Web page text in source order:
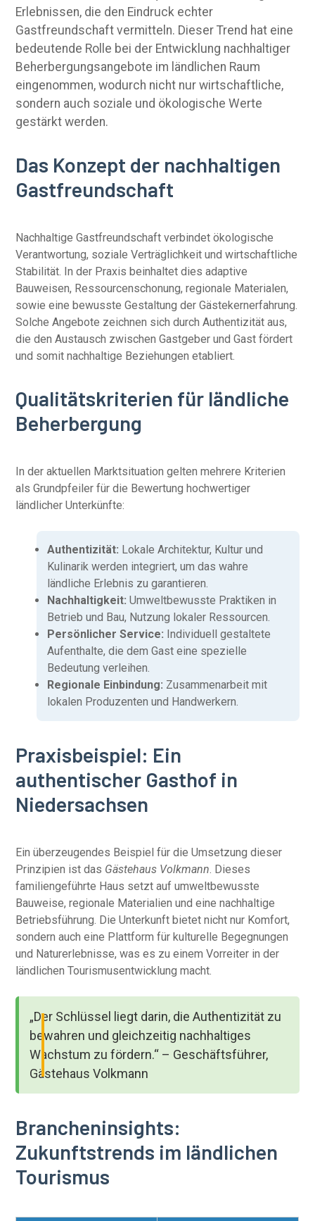
Erlebnissen, die den Eindruck echter
Gastfreundschaft vermitteln. Dieser Trend hat eine
bedeutende Rolle bei der Entwicklung nachhaltiger
Beherbergungsangebote im ländlichen Raum
eingenommen, wodurch nicht nur wirtschaftliche,
sondern auch soziale und ökologische Werte
gestärkt werden.
Das Konzept der nachhaltigen
Gastfreundschaft
Nachhaltige Gastfreundschaft verbindet ökologische
Verantwortung, soziale Verträglichkeit und wirtschaftliche
Stabilität. In der Praxis beinhaltet dies adaptive
Bauweisen, Ressourcenschonung, regionale Materialen,
sowie eine bewusste Gestaltung der Gästekernerfahrung.
Solche Angebote zeichnen sich durch Authentizität aus,
die den Austausch zwischen Gastgeber und Gast fördert
und somit nachhaltige Beziehungen etabliert.
Qualitätskriterien für ländliche
Beherbergung
In der aktuellen Marktsituation gelten mehrere Kriterien
als Grundpfeiler für die Bewertung hochwertiger
ländlicher Unterkünfte:
Authentizität: Lokale Architektur, Kultur und
Kulinarik werden integriert, um das wahre
ländliche Erlebnis zu garantieren.
Nachhaltigkeit: Umweltbewusste Praktiken in
Betrieb und Bau, Nutzung lokaler Ressourcen.
Persönlicher Service: Individuell gestaltete
Aufenthalte, die dem Gast eine spezielle
Bedeutung verleihen.
Regionale Einbindung: Zusammenarbeit mit
lokalen Produzenten und Handwerkern.
Praxisbeispiel: Ein
authentischer Gasthof in
Niedersachsen
Ein überzeugendes Beispiel für die Umsetzung dieser
Prinzipien ist das Gästehaus Volkmann. Dieses
familiengeführte Haus setzt auf umweltbewusste
Bauweise, regionale Materialien und eine nachhaltige
Betriebsführung. Die Unterkunft bietet nicht nur Komfort,
sondern auch eine Plattform für kulturelle Begegnungen
und Naturerlebnisse, was es zu einem Vorreiter in der
ländlichen Tourismusentwicklung macht.
„Der Schlüssel liegt darin, die Authentizität zu
bewahren und gleichzeitig nachhaltiges
Wachstum zu fördern.“ – Geschäftsführer,
Gästehaus Volkmann
Brancheninsights:
Zukunftstrends im ländlichen
Tourismus